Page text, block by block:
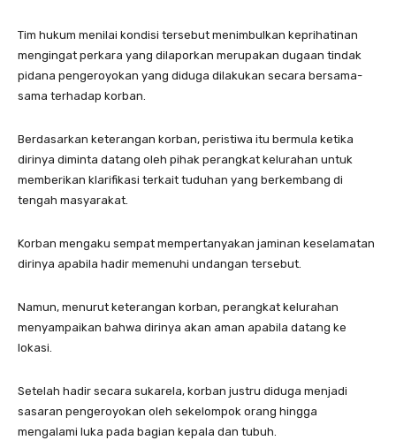
Tim hukum menilai kondisi tersebut menimbulkan keprihatinan
mengingat perkara yang dilaporkan merupakan dugaan tindak
pidana pengeroyokan yang diduga dilakukan secara bersama-
sama terhadap korban.
Berdasarkan keterangan korban, peristiwa itu bermula ketika
dirinya diminta datang oleh pihak perangkat kelurahan untuk
memberikan klarifikasi terkait tuduhan yang berkembang di
tengah masyarakat.
Korban mengaku sempat mempertanyakan jaminan keselamatan
dirinya apabila hadir memenuhi undangan tersebut.
Namun, menurut keterangan korban, perangkat kelurahan
menyampaikan bahwa dirinya akan aman apabila datang ke
lokasi.
Setelah hadir secara sukarela, korban justru diduga menjadi
sasaran pengeroyokan oleh sekelompok orang hingga
mengalami luka pada bagian kepala dan tubuh.